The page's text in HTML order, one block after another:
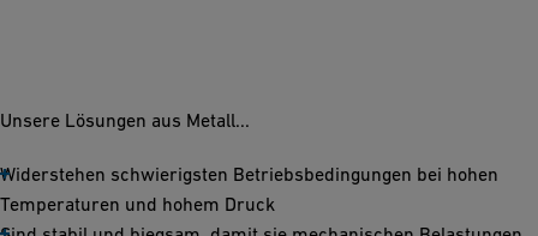
Unsere Lösungen aus Metall...
Widerstehen schwierigsten Betriebsbedingungen bei hohen
Temperaturen und hohem Druck